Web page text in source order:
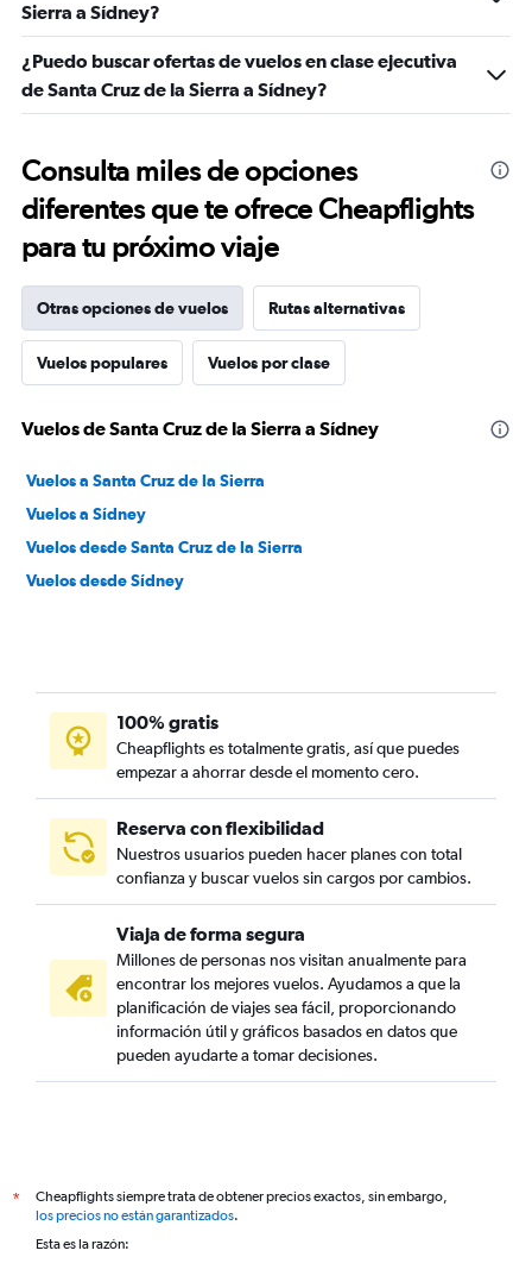
Sierra a Sídney?
¿Puedo buscar ofertas de vuelos en clase ejecutiva
de Santa Cruz de la Sierra a Sídney?
Consulta miles de opciones
diferentes que te ofrece Cheapflights
para tu próximo viaje
Otras opciones de vuelos Rutas alternativas
Vuelos populares Vuelos por clase
Vuelos de Santa Cruz de la Sierra a Sídney
Vuelos a Santa Cruz de la Sierra
Vuelos a Sídney
Vuelos desde Santa Cruz de la Sierra
Vuelos desde Sídney
100% gratis
Cheapflights es totalmente gratis, así que puedes
empezar a ahorrar desde el momento cero.
Reserva con flexibilidad
Nuestros usuarios pueden hacer planes con total
confianza y buscar vuelos sin cargos por cambios.
Viaja de forma segura
Millones de personas nos visitan anualmente para
encontrar los mejores vuelos. Ayudamos a que la
planificación de viajes sea fácil, proporcionando
información útil y gráficos basados en datos que
pueden ayudarte a tomar decisiones.
*
Cheapflights siempre trata de obtener precios exactos, sin embargo,
los precios no están garantizados.
Esta es la razón: